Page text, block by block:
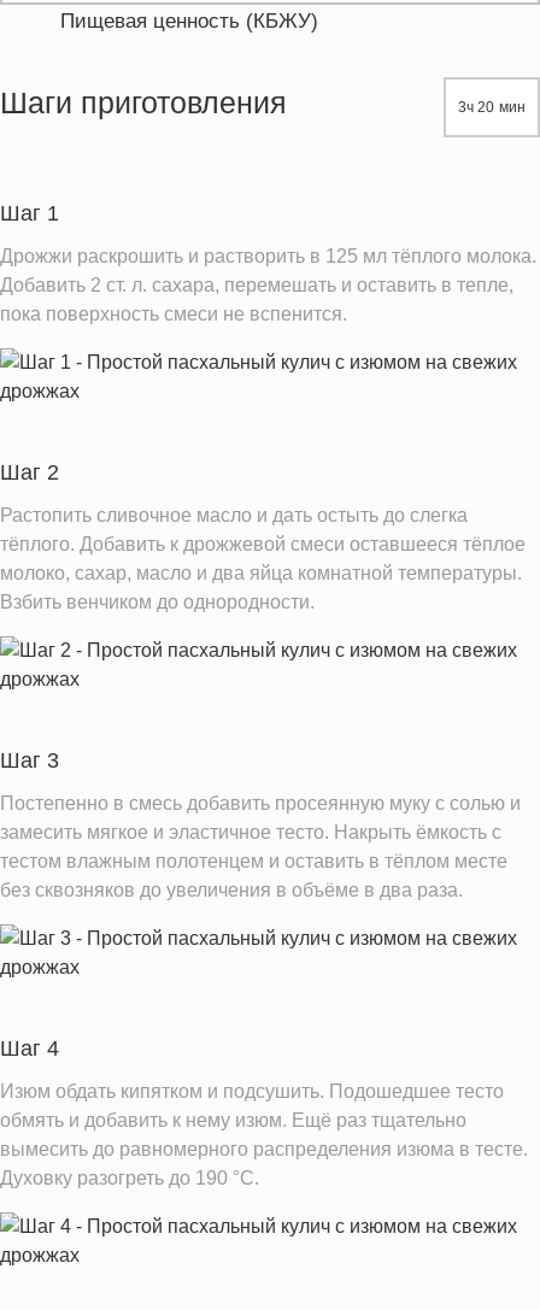
Пищевая ценность (КБЖУ)
Жиры
Пищевые волокна
Сахар
Холестерин
120.6 мг
Вода
76.6 г
Натрий
226.9 мг
Магний
Железо
Калий
323.3 мг
Фолиевая кислота
81.3 мкг
Витамин С
Информация для одной порции
Шаги приготовления 3ч 20 мин
Шаг 1
Дрожжи раскрошить и растворить в 125 мл тёплого молока.
Добавить 2 ст. л. сахара, перемешать и оставить в тепле,
пока поверхность смеси не вспенится.
Шаг 2
Растопить сливочное масло и дать остыть до слегка
тёплого. Добавить к дрожжевой смеси оставшееся тёплое
молоко, сахар, масло и два яйца комнатной температуры.
Взбить венчиком до однородности.
Шаг 3
Постепенно в смесь добавить просеянную муку с солью и
замесить мягкое и эластичное тесто. Накрыть ёмкость с
тестом влажным полотенцем и оставить в тёплом месте
без сквозняков до увеличения в объёме в два раза.
Шаг 4
Изюм обдать кипятком и подсушить. Подошедшее тесто
обмять и добавить к нему изюм. Ещё раз тщательно
вымесить до равномерного распределения изюма в тесте.
Духовку разогреть до 190 °C.